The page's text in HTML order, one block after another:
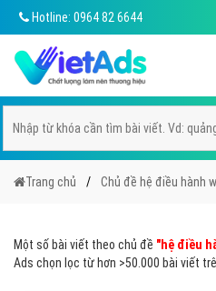
Hotline: 0964 82 6644
Trang chủ Chủ đề hệ điều hành
Một số bài viết theo chủ đề "hệ điều
Ads chọn lọc từ hơn >50.000 bài viết